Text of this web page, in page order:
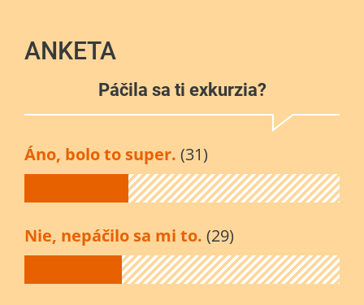
ANKETA
Páčila sa ti exkurzia?
Áno, bolo to super. (31)
Nie, nepáčilo sa mi to. (29)